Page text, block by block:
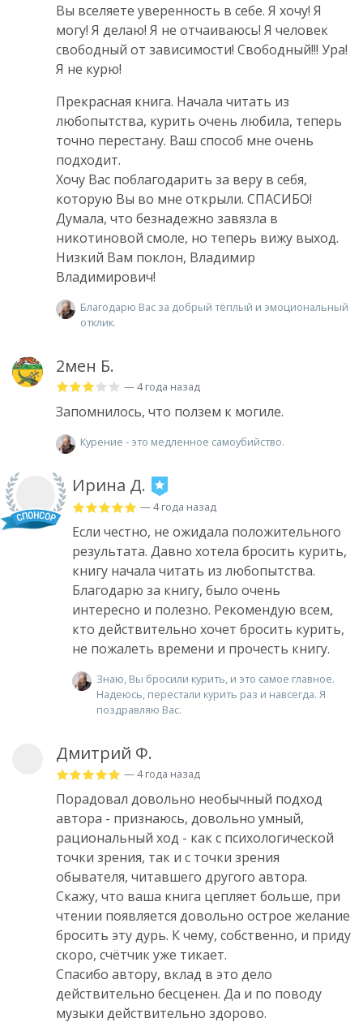
Вы вселяете уверенность в себе. Я хочу! Я
могу! Я делаю! Я не отчаиваюсь! Я человек
свободный от зависимости! Свободный!!! Ура!
Я не курю!
Прекрасная книга. Начала читать из
любопытства, курить очень любила, теперь
точно перестану. Ваш способ мне очень
подходит.
Хочу Вас поблагодарить за веру в себя,
которую Вы во мне открыли. СПАСИБО!
Думала, что безнадежно завязла в
никотиновой смоле, но теперь вижу выход.
Низкий Вам поклон, Владимир
Владимирович!
Благодарю Вас за добрый тёплый и эмоциональный
отклик.
2мен Б.
— 4 года назад
Запомнилось, что ползем к могиле.
Курение - это медленное самоубийство.
Ирина Д.
— 4 года назад
Если честно, не ожидала положительного
результата. Давно хотела бросить курить,
книгу начала читать из любопытства.
Благодарю за книгу, было очень
интересно и полезно. Рекомендую всем,
кто действительно хочет бросить курить,
не пожалеть времени и прочесть книгу.
Знаю, Вы бросили курить, и это самое главное.
Надеюсь, перестали курить раз и навсегда. Я
поздравляю Вас.
Дмитрий Ф.
— 4 года назад
Порадовал довольно необычный подход
автора - признаюсь, довольно умный,
рациональный ход - как с психологической
точки зрения, так и с точки зрения
обывателя, читавшего другого автора.
Скажу, что ваша книга цепляет больше, при
чтении появляется довольно острое желание
бросить эту дурь. К чему, собственно, и приду
скоро, счётчик уже тикает.
Спасибо автору, вклад в это дело
действительно бесценен. Да и по поводу
музыки действительно здорово.